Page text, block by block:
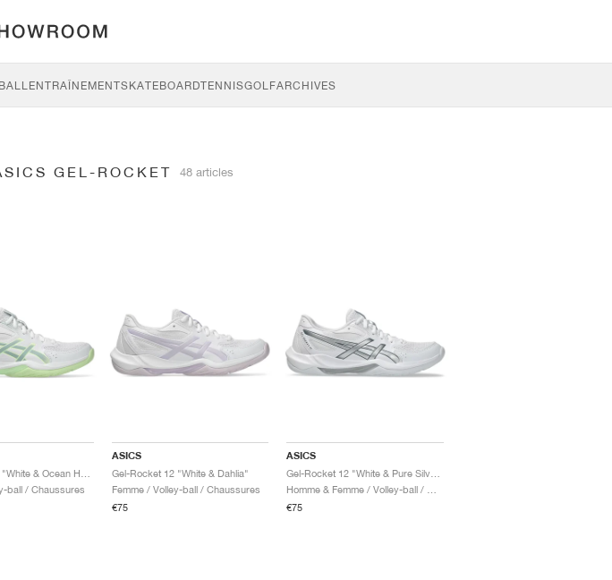
ENTRAÎNEMENTSKATEBOARDTENNISGOLFARCHIVES
GEL-ROCKET 48 articles
ball / Chaussures
ASICS
Gel-Rocket 12 "White & Dahlia"
Femme / Volley-ball / Chaussures
€75
ASICS
€75